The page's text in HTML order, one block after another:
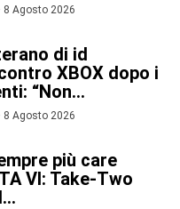
8 Agosto 2026
di id
XBOX dopo i
“Non...
8 Agosto 2026
più care
VI: Take-Two